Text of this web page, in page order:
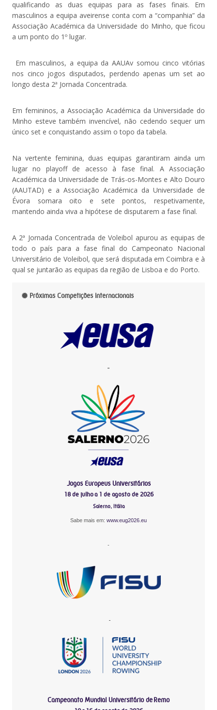
qualificando as duas equipas para as fases finais. Em
masculinos a equipa aveirense conta com a “companhia” da
Associação Académica da Universidade do Minho, que ficou
a um ponto do 1º lugar.
Em masculinos, a equipa da AAUAv somou cinco vitórias
nos cinco jogos disputados, perdendo apenas um set ao
longo desta 2ª Jornada Concentrada.
Em femininos, a Associação Académica da Universidade do
Minho esteve também invencível, não cedendo sequer um
único set e conquistando assim o topo da tabela.
Na vertente feminina, duas equipas garantiram ainda um
lugar no playoff de acesso à fase final. A Associação
Académica da Universidade de Trás-os-Montes e Alto Douro
(AAUTAD) e a Associação Académica da Universidade de
Évora somara oito e sete pontos, respetivamente,
mantendo ainda viva a hipótese de disputarem a fase final.
A 2ª Jornada Concentrada de Voleibol apurou as equipas de
todo o país para a fase final do Campeonato Nacional
Universitário de Voleibol, que será disputada em Coimbra e à
qual se juntarão as equipas da região de Lisboa e do Porto.
Próximas Competições Internacionais
-
Jogos Europeus Universitários
18 de julho a 1 de agosto de 2026
Salerno, Itália
Sabe mais em: www.eug2026.eu
-
-
Campeonato Mundial Universitário de Remo